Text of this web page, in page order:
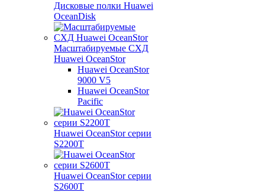
Дисковые полки Huawei
OceanDisk
Масштабируемые СХД
Huawei OceanStor
Huawei OceanStor
9000 V5
Huawei OceanStor
Pacific
Huawei OceanStor серии
S2200T
Huawei OceanStor серии
S2600T